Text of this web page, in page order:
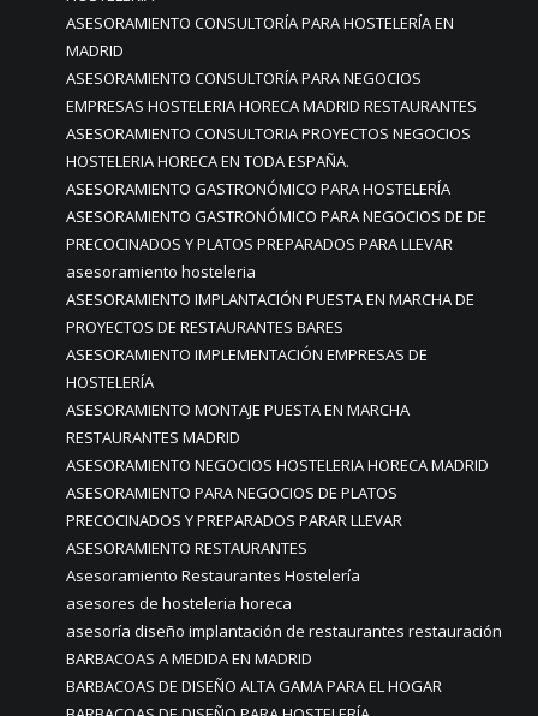
ASESORAMIENTO CONSULTORÍA PARA HOSTELERÍA EN
MADRID
ASESORAMIENTO CONSULTORÍA PARA NEGOCIOS
EMPRESAS HOSTELERIA HORECA MADRID RESTAURANTES
ASESORAMIENTO CONSULTORIA PROYECTOS NEGOCIOS
HOSTELERIA HORECA EN TODA ESPAÑA.
ASESORAMIENTO GASTRONÓMICO PARA HOSTELERÍA
ASESORAMIENTO GASTRONÓMICO PARA NEGOCIOS DE DE
PRECOCINADOS Y PLATOS PREPARADOS PARA LLEVAR
asesoramiento hosteleria
ASESORAMIENTO IMPLANTACIÓN PUESTA EN MARCHA DE
PROYECTOS DE RESTAURANTES BARES
ASESORAMIENTO IMPLEMENTACIÓN EMPRESAS DE
HOSTELERÍA
ASESORAMIENTO MONTAJE PUESTA EN MARCHA
RESTAURANTES MADRID
ASESORAMIENTO NEGOCIOS HOSTELERIA HORECA MADRID
ASESORAMIENTO PARA NEGOCIOS DE PLATOS
PRECOCINADOS Y PREPARADOS PARAR LLEVAR
ASESORAMIENTO RESTAURANTES
Asesoramiento Restaurantes Hostelería
asesores de hosteleria horeca
asesoría diseño implantación de restaurantes restauración
BARBACOAS A MEDIDA EN MADRID
BARBACOAS DE DISEÑO ALTA GAMA PARA EL HOGAR